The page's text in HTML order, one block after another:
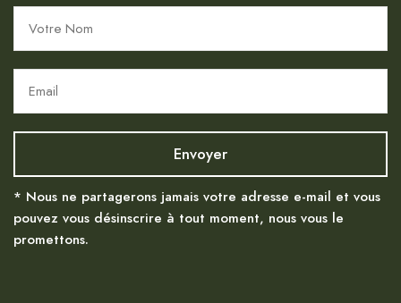
* Nous ne partagerons jamais votre adresse e-mail et vous
pouvez vous désinscrire à tout moment, nous vous le
promettons.